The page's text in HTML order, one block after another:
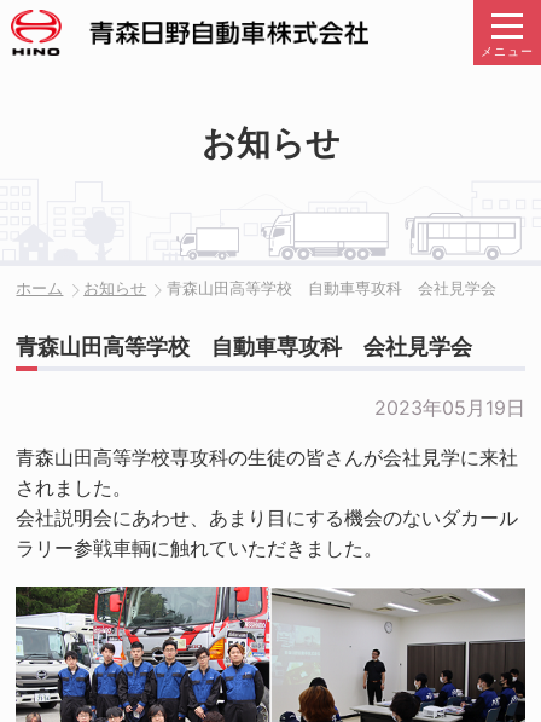
メニュー
お知らせ
ホーム お知らせ 青森山田高等学校 自動車専攻科 会社見学会
青森山田高等学校 自動車専攻科 会社見学会
2023年05月19日
青森山田高等学校専攻科の生徒の皆さんが会社見学に来社
されました。
会社説明会にあわせ、あまり目にする機会のないダカール
ラリー参戦車輌に触れていただきました。